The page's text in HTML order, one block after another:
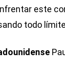
este
todo